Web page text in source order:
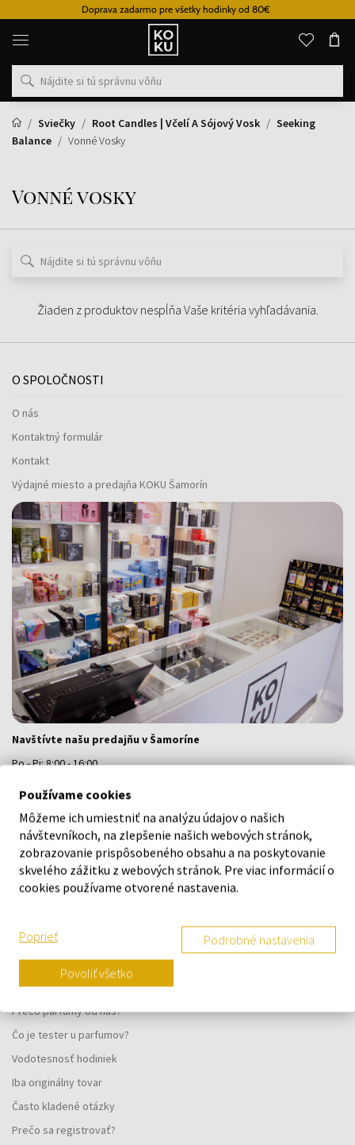
Doprava zadarmo pre všetky hodinky od 80€
Originálne
parfémy
hodinky
na
mieste
Sviečky
Root Candles | Včelí A Sójový Vosk
Seeking
Balance
Vonné Vosky
Vonné vosky
Žiaden z produktov nespĺňa Vaše kritéria vyhľadávania.
O SPOLOČNOSTI
O nás
Kontaktný formulár
Kontakt
Výdajné miesto a predajňa KOKU Šamorín
Navštívte našu predajňu v Šamoríne
Po - Pi: 8:00 - 16:00
Na Bratislavskej 64/76, Šamorín, 931 01
VŠETKO O NÁKUPE
Vernostný systém
Všeobecné obchodné podmienky
Reklamačný formulár
Spôsob doručenia
Kedy obdržím objednaný tovar?
Prečo parfumy od nás?
Čo je tester u parfumov?
Vodotesnosť hodiniek
Iba originálny tovar
Často kladené otázky
Prečo sa registrovať?
Používame cookies
Môžeme ich umiestniť na analýzu údajov o našich
návštevníkoch, na zlepšenie našich webových stránok,
zobrazovanie prispôsobeného obsahu a na poskytovanie
skvelého zážitku z webových stránok. Pre viac informácií o
cookies používame otvorené nastavenia.
Poprieť Podrobné nastavenia
Povoliť všetko